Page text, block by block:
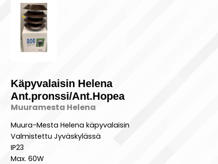
Käpyvalaisin Helena
Ant.pronssi/Ant.Hopea
Muuramesta Helena
Muura-Mesta Helena käpyvalaisin
Valmistettu Jyväskylässä
IP23
Max. 60W